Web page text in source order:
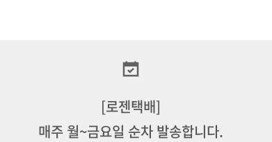
[로젠택배]
매주 월~금요일 순차 발송합니다.